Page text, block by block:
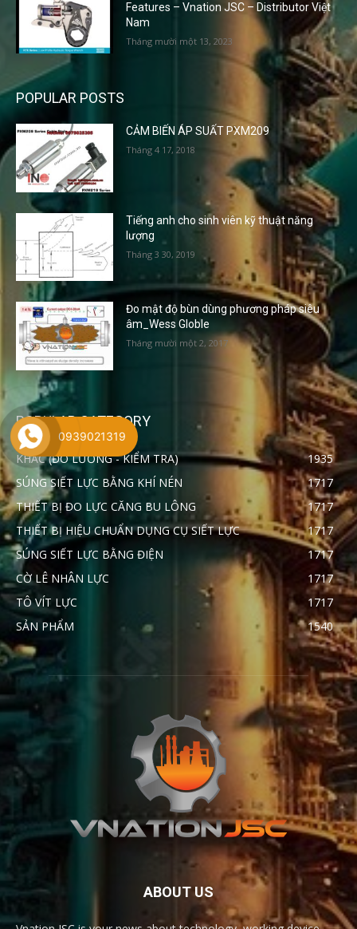
Features – Vnation JSC – Distributor Việt
Nam
Tháng mười một 13, 2023
POPULAR POSTS
CẢM BIẾN ÁP SUẤT PXM209
Tháng 4 17, 2018
Tiếng anh cho sinh viên kỹ thuật năng
lượng
Tháng 3 30, 2019
Đo mật độ bùn dùng phương pháp siêu
âm_Wess Globle
Tháng mười một 2, 2017
POPULAR CATEGORY
KHÁC (ĐO LƯỜNG - KIỂM TRA)
1935
SÚNG SIẾT LỰC BẰNG KHÍ NÉN
1717
THIẾT BỊ ĐO LỰC CĂNG BU LÔNG
1717
THIẾT BỊ HIỆU CHUẨN DỤNG CỤ SIẾT LỰC
1717
SÚNG SIẾT LỰC BẰNG ĐIỆN
1717
CỜ LÊ NHÂN LỰC
1717
TÔ VÍT LỰC
1717
SẢN PHẨM
1540
ABOUT US
0939021319